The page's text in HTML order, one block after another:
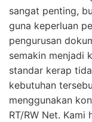
sangat penting,
guna keperluan
pengurusan
semakin menjadi
standar kerap
kebutuhan
menggunakan
RT/RW Net.